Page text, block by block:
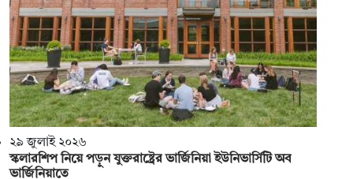
২৯ জুলাই ২০২৬
স্কলারশিপ নিয়ে পড়ুন যুক্তরাষ্ট্রের ভার্জিনিয়া ইউনিভার্সিটি অব
ভার্জিনিয়াতে